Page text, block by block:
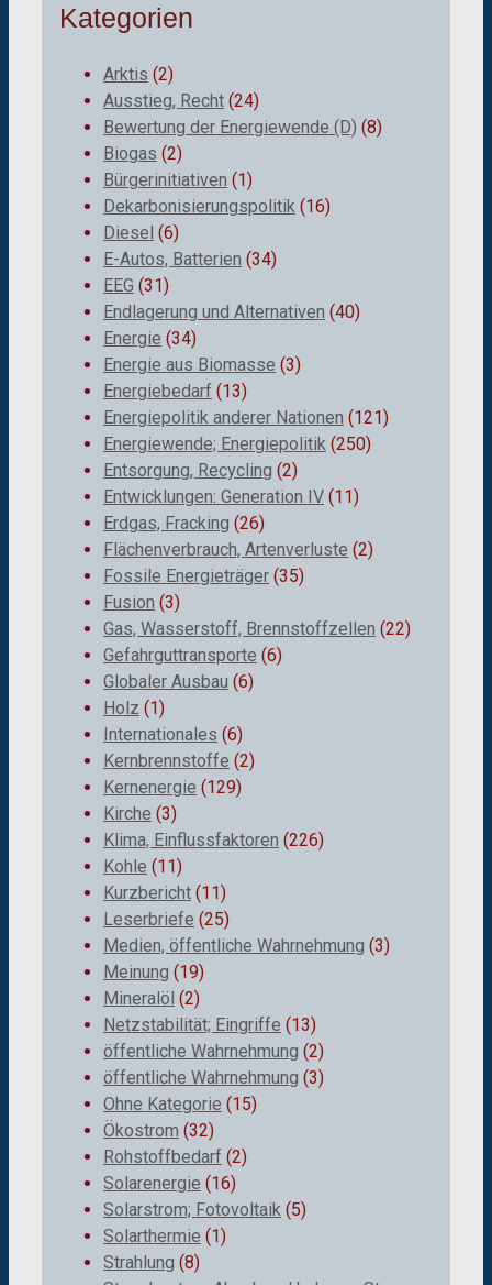
Kategorien
Arktis (2)
Ausstieg, Recht (24)
Bewertung der Energiewende (D) (8)
Biogas (2)
Bürgerinitiativen (1)
Dekarbonisierungspolitik (16)
Diesel (6)
E-Autos, Batterien (34)
EEG (31)
Endlagerung und Alternativen (40)
Energie (34)
Energie aus Biomasse (3)
Energiebedarf (13)
Energiepolitik anderer Nationen (121)
Energiewende; Energiepolitik (250)
Entsorgung, Recycling (2)
Entwicklungen: Generation IV (11)
Erdgas, Fracking (26)
Flächenverbrauch, Artenverluste (2)
Fossile Energieträger (35)
Fusion (3)
Gas, Wasserstoff, Brennstoffzellen (22)
Gefahrguttransporte (6)
Globaler Ausbau (6)
Holz (1)
Internationales (6)
Kernbrennstoffe (2)
Kernenergie (129)
Kirche (3)
Klima, Einflussfaktoren (226)
Kohle (11)
Kurzbericht (11)
Leserbriefe (25)
Medien, öffentliche Wahrnehmung (3)
Meinung (19)
Mineralöl (2)
Netzstabilität; Eingriffe (13)
öffentliche Wahrnehmung (2)
öffentliche Wahrnehmung (3)
Ohne Kategorie (15)
Ökostrom (32)
Rohstoffbedarf (2)
Solarenergie (16)
Solarstrom; Fotovoltaik (5)
Solarthermie (1)
Strahlung (8)